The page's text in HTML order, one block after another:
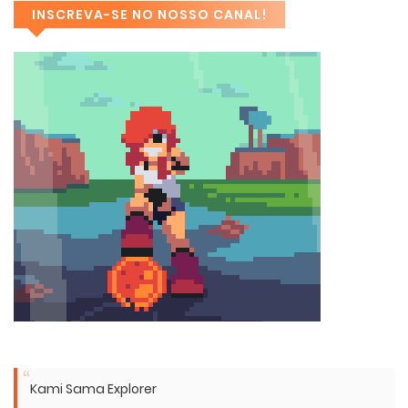
INSCREVA-SE NO NOSSO CANAL!
Kami Sama Explorer